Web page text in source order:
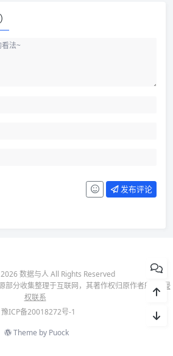
发布评论
数据与人 All Rights Reserved
部分收集整理于互联网，其著作权归原作者所有-
侵
权联系
豫ICP备20018272号-1
Theme by Puock